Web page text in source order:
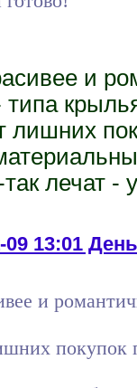
и
типа
лишних
лечат
13:01
и
покупок